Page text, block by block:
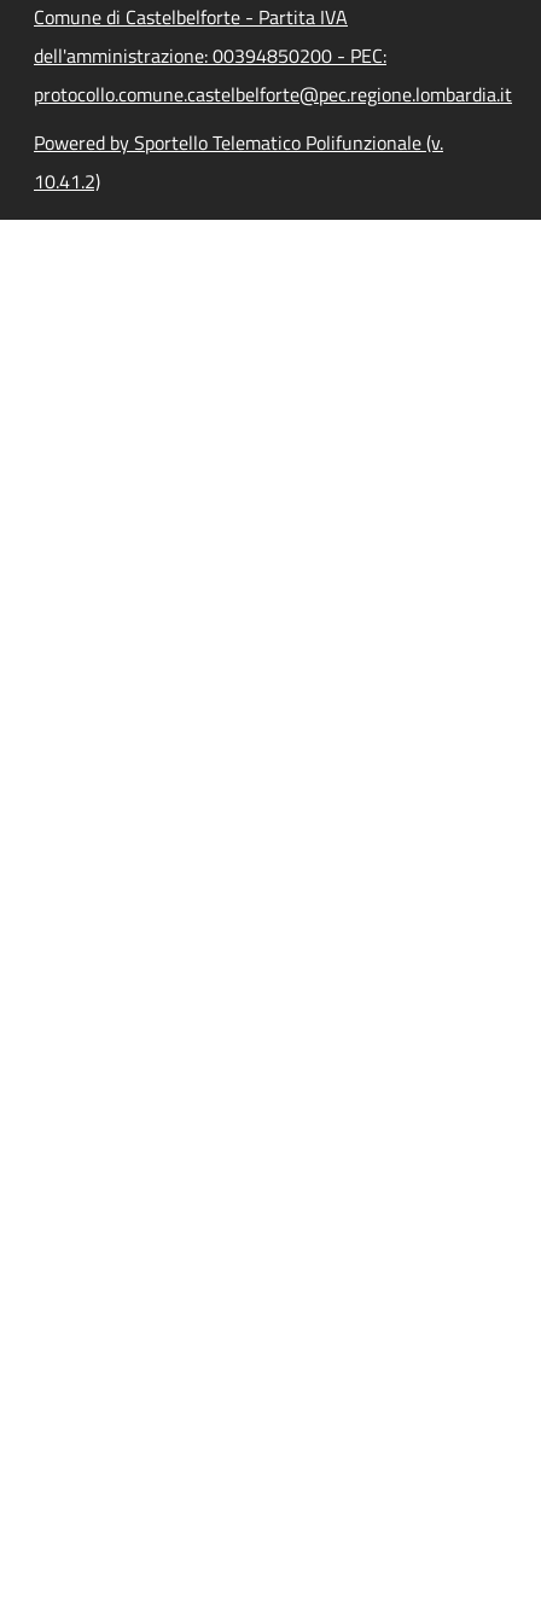
Comune di Castelbelforte - Partita IVA
dell'amministrazione: 00394850200 - PEC:
protocollo.comune.castelbelforte@pec.regione.lombardia.it
Powered by Sportello Telematico Polifunzionale (v.
10.41.2)